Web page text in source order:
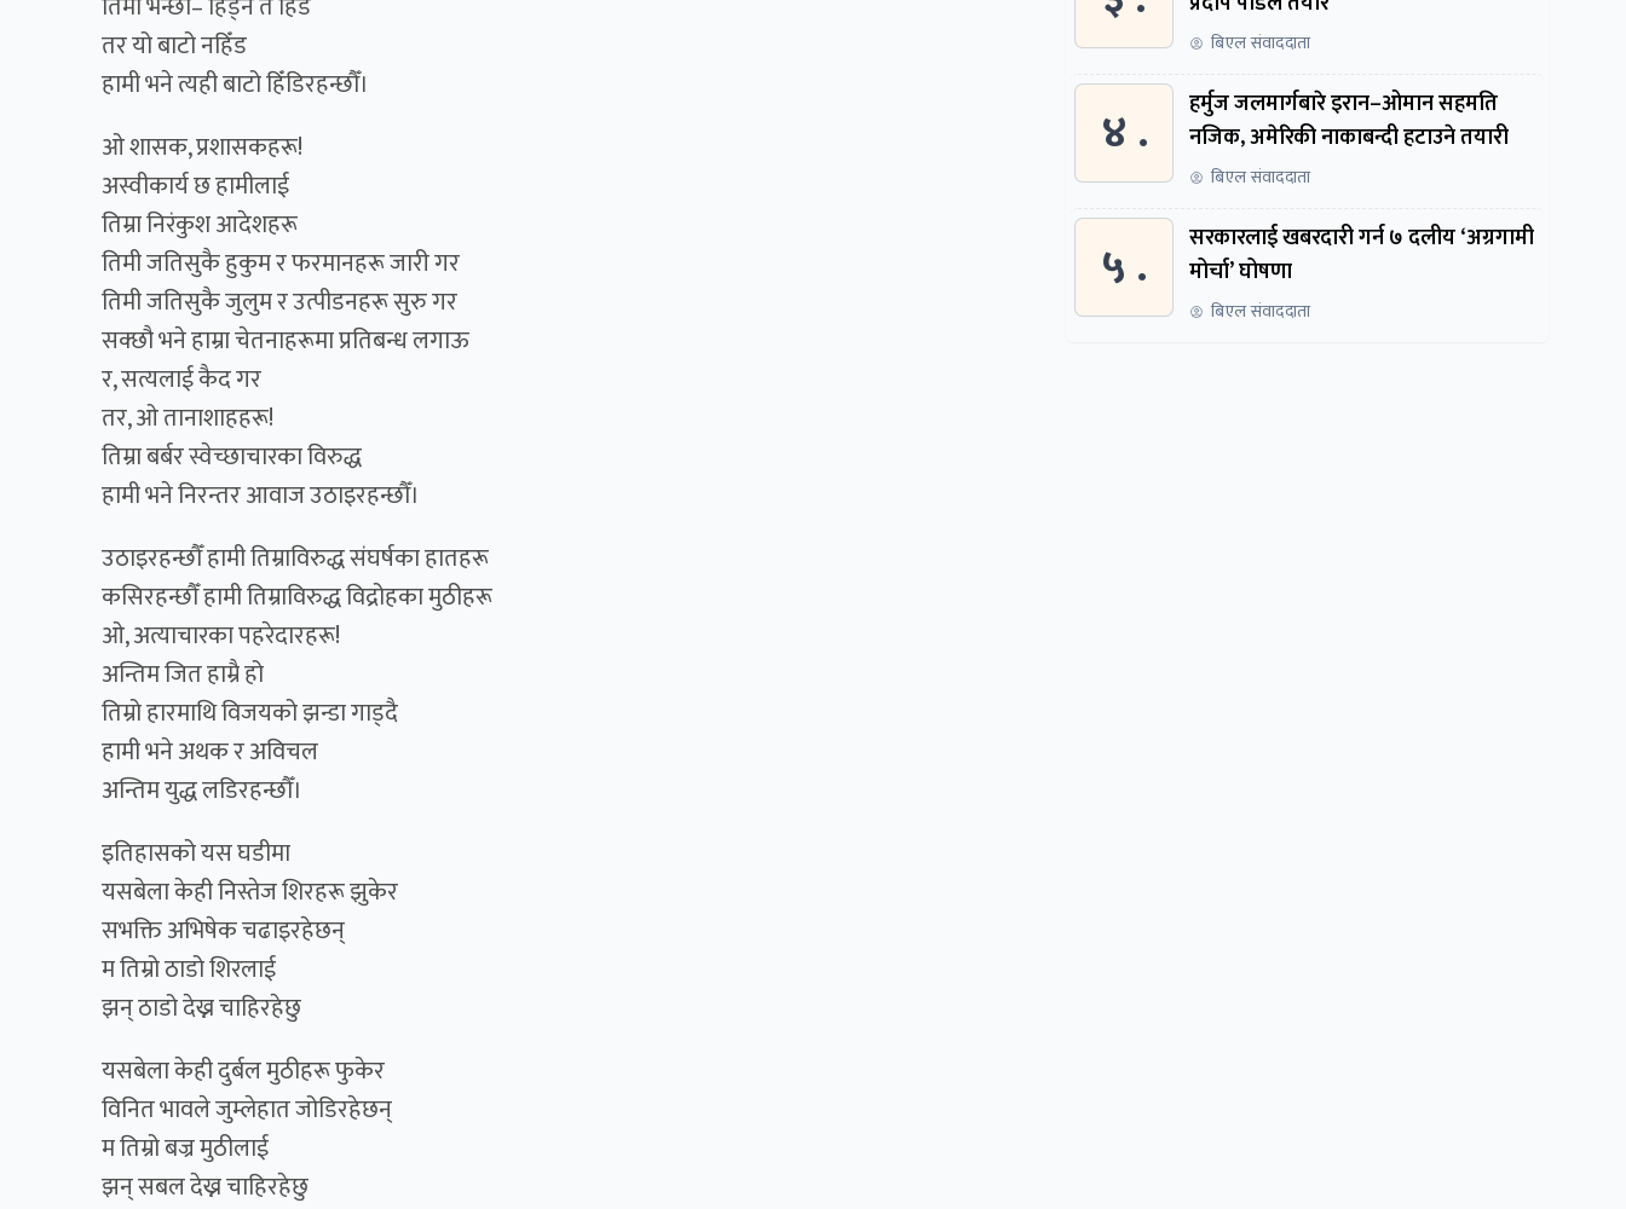
तर यो बाटो नहिँड
हामी भने त्यही बाटो हिँडिरहन्छौँ।
ओ शासक, प्रशासकहरू!
अस्वीकार्य छ हामीलाई
तिम्रा निरंकुश आदेशहरू
तिमी जतिसुकै हुकुम र फरमानहरू जारी गर
तिमी जतिसुकै जुलुम र उत्पीडनहरू सुरु गर
सक्छौ भने हाम्रा चेतनाहरूमा प्रतिबन्ध लगाऊ
र, सत्यलाई कैद गर
तर, ओ तानाशाहहरू!
तिम्रा बर्बर स्वेच्छाचारका विरुद्ध
हामी भने निरन्तर आवाज उठाइरहन्छौँ।
उठाइरहन्छौँ हामी तिम्राविरुद्ध संघर्षका हातहरू
कसिरहन्छौँ हामी तिम्राविरुद्ध विद्रोहका मुठीहरू
ओ, अत्याचारका पहरेदारहरू!
अन्तिम जित हाम्रै हो
तिम्रो हारमाथि विजयको झन्डा गाड्दै
हामी भने अथक र अविचल
अन्तिम युद्ध लडिरहन्छौँ।
इतिहासको यस घडीमा
यसबेला केही निस्तेज शिरहरू झुकेर
सभक्ति अभिषेक चढाइरहेछन्
म तिम्रो ठाडो शिरलाई
झन् ठाडो देख्न चाहिरहेछु
यसबेला केही दुर्बल मुठीहरू फुकेर
विनित भावले जुम्लेहात जोडिरहेछन्
म तिम्रो बज्र मुठीलाई
झन् सबल देख्न चाहिरहेछु
बिएल संवाददाता
४ .
हर्मुज जलमार्गबारे इरान–ओमान सहमति
नजिक, अमेरिकी नाकाबन्दी हटाउने तयारी
बिएल संवाददाता
५ .
सरकारलाई खबरदारी गर्न ७ दलीय ‘अग्रगामी
मोर्चा’ घोषणा
बिएल संवाददाता